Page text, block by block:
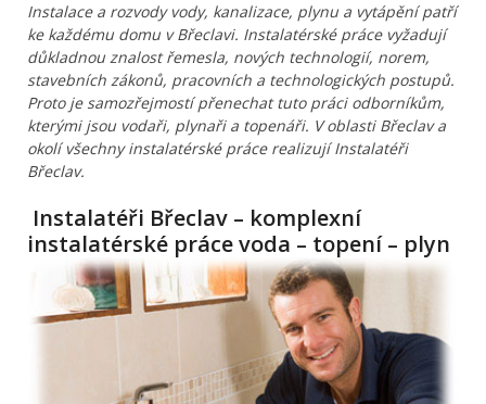
Instalace a rozvody vody, kanalizace, plynu a vytápění patří
ke každému domu v Břeclavi. Instalatérské práce vyžadují
důkladnou znalost řemesla, nových technologií, norem,
stavebních zákonů, pracovních a technologických postupů.
Proto je samozřejmostí přenechat tuto práci odborníkům,
kterými jsou vodaři, plynaři a topenáři. V oblasti Břeclav a
okolí všechny instalatérské práce realizují Instalatéři
Břeclav.
Instalatéři Břeclav – komplexní
instalatérské práce voda – topení – plyn